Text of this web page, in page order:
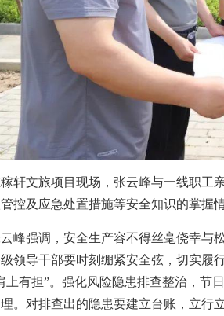
文旅项目现场，张云峰与一线职工亲
控及应急处置措施等安全知识的掌握
强调，安全生产容不得丝毫侥幸与松
领导干部要时刻绷紧安全弦，切实履
上有担”。强化风险隐患排查整治，节
。对排查出的隐患要建立台账，立行